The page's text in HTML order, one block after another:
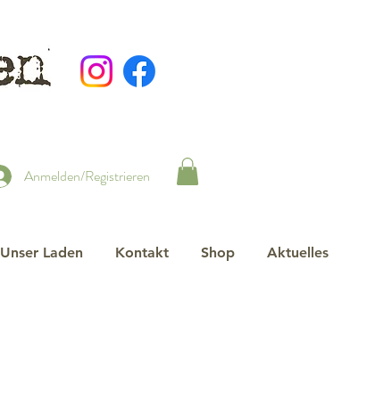
Anmelden/Registrieren
Unser Laden Kontakt Shop Aktuelles